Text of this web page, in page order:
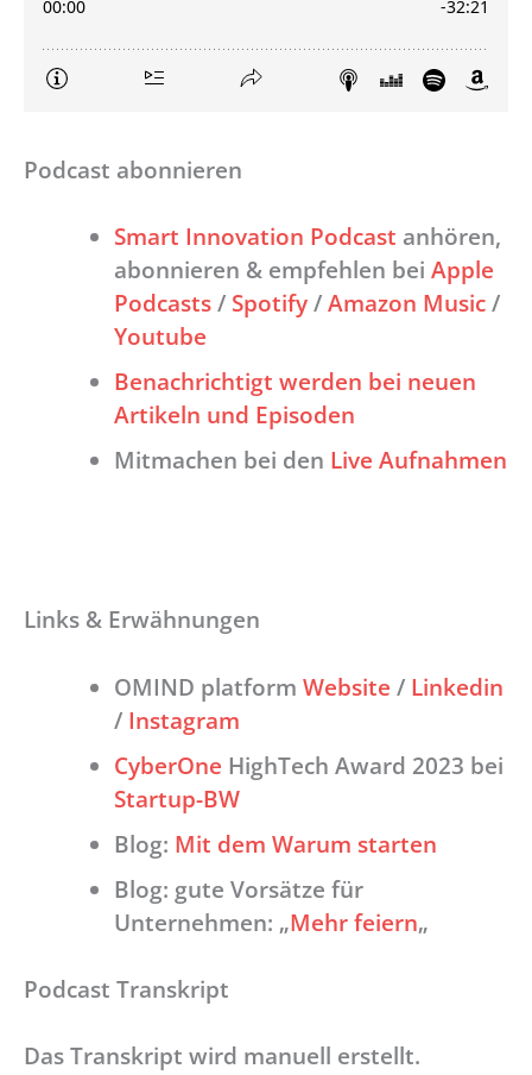
Podcast abonnieren
Smart Innovation Podcast anhören,
abonnieren & empfehlen beiApple
Podcasts / Spotify /Amazon Music /
Youtube
Benachrichtigt werden bei neuen
Artikeln und Episoden
Mitmachen bei den Live Aufnahmen
Links & Erwähnungen
OMIND platformWebsite / Linkedin
/ Instagram
CyberOne HighTech Award 2023 bei
Startup-BW
Blog: Mit dem Warum starten
Blog: gute Vorsätze für
Unternehmen: „Mehr feiern„
Podcast Transkript
Das Transkript wird manuell erstellt.